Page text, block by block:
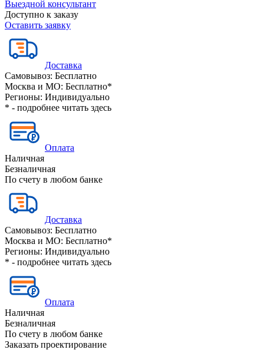
Выездной консультант
Доступно к заказу
Оставить заявку
Доставка
Самовывоз: Бесплатно
Москва и МО: Бесплатно*
Регионы: Индивидуально
* - подробнее читать здесь
Оплата
Наличная
Безналичная
По счету в любом банке
Доставка
Самовывоз: Бесплатно
Москва и МО: Бесплатно*
Регионы: Индивидуально
* - подробнее читать здесь
Оплата
Наличная
Безналичная
По счету в любом банке
Заказать проектирование